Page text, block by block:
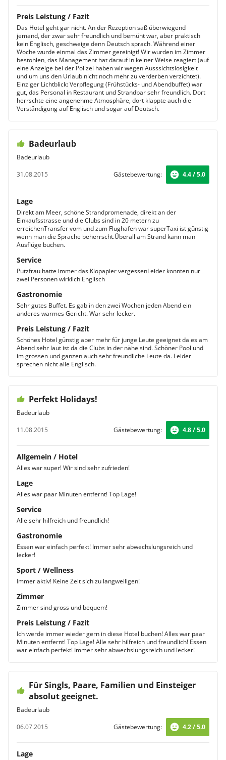
Preis Leistung / Fazit
Das Hotel geht gar nicht. An der Rezeption saß überwiegend
jemand, der zwar sehr freundlich und bemüht war, aber praktisch
kein Englisch, geschweige denn Deutsch sprach. Während einer
Woche wurde einmal das Zimmer gereinigt! Wir wurden im Zimmer
bestohlen, das Management hat darauf in keiner Weise reagiert (auf
eine Anzeige bei der Polizei haben wir wegen Ausssichtslosigkeit
und um uns den Urlaub nicht noch mehr zu verderben verzichtet).
Einziger Lichtblick: Verpflegung (Frühstücks- und Abendbuffet) war
gut, das Personal in Restaurant und Strandbar sehr freundlich. Dort
herrschte eine angenehme Atmosphäre, dort klappte auch die
Verständigung auf Englisch und sogar auf Deutsch.
Badeurlaub
Badeurlaub
31.08.2015
Gästebewertung: 4.4 / 5.0
Lage
Direkt am Meer, schöne Strandpromenade, direkt an der
Einkaufsstrasse und die Clubs sind in 20 metern zu
erreichenTransfer vom und zum Flughafen war superTaxi ist günstig
wenn man die Sprache beherrscht.Überall am Strand kann man
Ausflüge buchen.
Service
Putzfrau hatte immer das Klopapier vergessenLeider konnten nur
zwei Personen wirklich Englisch
Gastronomie
Sehr gutes Buffet. Es gab in den zwei Wochen jeden Abend ein
anderes warmes Gericht. War sehr lecker.
Preis Leistung / Fazit
Schönes Hotel günstig aber mehr für junge Leute geeignet da es am
Abend sehr laut ist da die Clubs in der nähe sind. Schöner Pool und
im grossen und ganzen auch sehr freundliche Leute da. Leider
sprechen nicht alle Englisch.
Perfekt Holidays!
Badeurlaub
11.08.2015
Gästebewertung: 4.8 / 5.0
Allgemein / Hotel
Alles war super! Wir sind sehr zufrieden!
Lage
Alles war paar Minuten entfernt! Top Lage!
Service
Alle sehr hilfreich und freundlich!
Gastronomie
Essen war einfach perfekt! Immer sehr abwechslungsreich und
lecker!
Sport / Wellness
Immer aktiv! Keine Zeit sich zu langweiligen!
Zimmer
Zimmer sind gross und bequem!
Preis Leistung / Fazit
Ich werde immer wieder gern in diese Hotel buchen! Alles war paar
Minuten entfernt! Top Lage! Alle sehr hilfreich und freundlich! Essen
war einfach perfekt! Immer sehr abwechslungsreich und lecker!
Für Singls, Paare, Familien und Einsteiger
absolut geeignet.
Badeurlaub
06.07.2015
Gästebewertung: 4.2 / 5.0
Lage